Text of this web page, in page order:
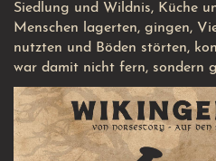
Siedlung und Wildnis, Küche
Menschen lagerten, gingen,
nutzten und Böden störten,
war damit nicht fern, sondern